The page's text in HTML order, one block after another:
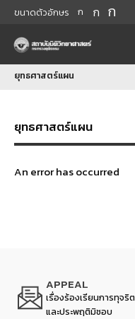
ขนาดตัวอักษร ก ก ก
ยุทธศาสตร์แผน
ยุทธศาสตร์แผน
An error has occurred
APPEAL
เรื่องร้องเรียนการทุจริต
และประพฤติมิชอบ